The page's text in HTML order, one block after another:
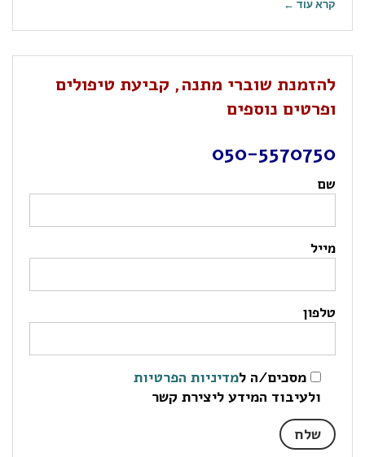
קרא עוד ←
להזמנת שוברי מתנה, קביעת טיפולים
ופרטים נוספים
050-5570750
שם
מייל
טלפון
מסכים/ה למדיניות הפרטיות
ולעיבוד המידע ליצירת קשר